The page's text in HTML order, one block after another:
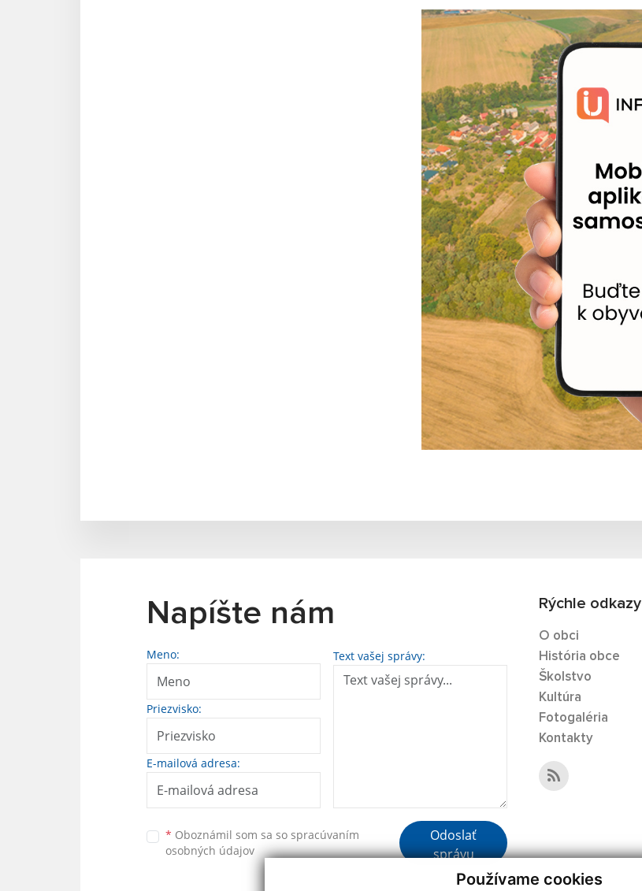
Používame cookies
Napíšte nám
Meno:
Priezvisko:
E-mailová adresa:
Text vašej správy:
* Oboznámil som sa so spracúvaním
osobných údajov
Odoslať
správu
Rýchle odkazy
O obci
História obce
Školstvo
Kultúra
Fotogaléria
Kontakty